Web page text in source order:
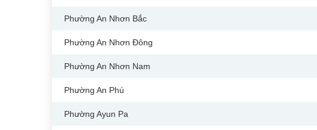
Phường An Nhơn Bắc
Phường An Nhơn Đông
Phường An Nhơn Nam
Phường An Phú
Phường Ayun Pa